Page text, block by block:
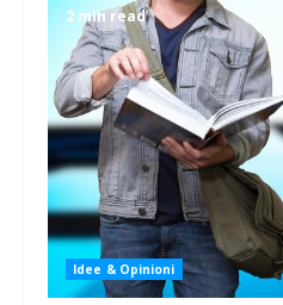
2 min read
Idee & Opinioni